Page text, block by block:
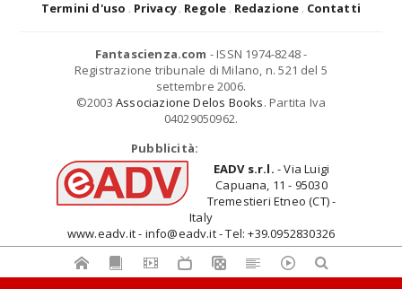
Termini d'uso Privacy Regole Redazione Contatti
Fantascienza.com - ISSN 1974-8248 -
Registrazione tribunale di Milano, n. 521 del 5
settembre 2006.
©2003 Associazione Delos Books. Partita Iva
04029050962.
Pubblicità:
EADV s.r.l. - Via Luigi
Capuana, 11 - 95030
Tremestieri Etneo (CT) -
Italy
www.eadv.it - info@eadv.it - Tel: +39.0952830326